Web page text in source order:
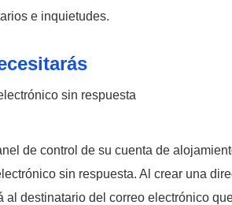
e inquietudes.
sin respuesta
de control de su cuenta de
sin respuesta. Al crear una
al destinatario del correo electrónico